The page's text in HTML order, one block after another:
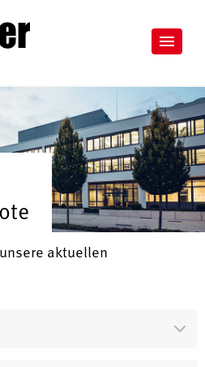
aktuellen